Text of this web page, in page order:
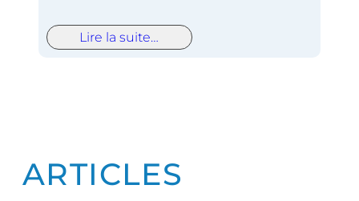
Lire la suite…
ARTICLES